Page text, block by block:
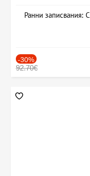
Ранни записвания:
-30%
92.70€